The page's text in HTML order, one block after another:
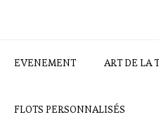
EVENEMENT ART DE LA
FLOTS PERSONNALISÉS